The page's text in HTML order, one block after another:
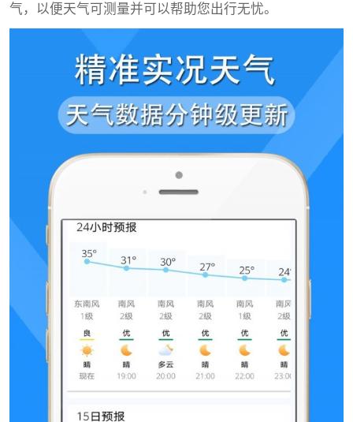
气，以便天气可测量并可以帮助您出行无忧。